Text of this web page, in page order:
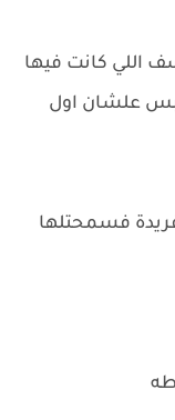
اللي كانت فيها
علشان اول
فسمحتلها